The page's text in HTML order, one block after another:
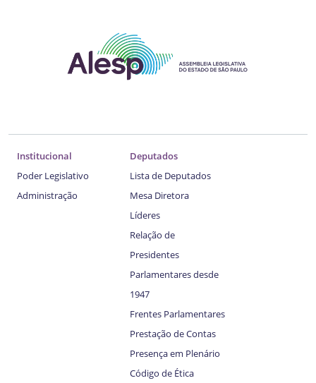
Institucional
Poder Legislativo
Administração
Deputados
Lista de Deputados
Mesa Diretora
Líderes
Relação de
Presidentes
Parlamentares desde
1947
Frentes Parlamentares
Prestação de Contas
Presença em Plenário
Código de Ética